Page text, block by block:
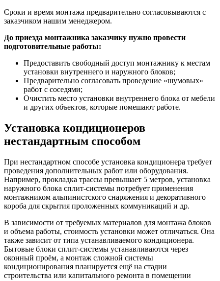
Сроки и время монтажа предварительно согласовываются с
заказчиком нашим менеджером.
До приезда монтажника заказчику нужно провести
подготовительные работы:
Предоставить свободный доступ монтажнику к местам
установки внутреннего и наружного блоков;
Предварительно согласовать проведение «шумовых»
работ с соседями;
Очистить место установки внутреннего блока от мебели
и других объектов, которые помешают работе.
Установка кондиционеров
нестандартным способом
При нестандартном способе установка кондиционера требует
проведения дополнительных работ или оборудования.
Например, прокладка трассы превышает 5 метров, установка
наружного блока сплит-системы потребует применения
монтажником альпинистского снаряжения и декоративного
короба для скрытия проложенных коммуникаций и др.
В зависимости от требуемых материалов для монтажа блоков
и объема работы, стоимость установки может отличаться. Она
также зависит от типа устанавливаемого кондиционера.
Бытовые блоки сплит-системы устанавливаются через
оконный проём, а монтаж сложной системы
кондиционирования планируется ещё на стадии
строительства или капитального ремонта в помещении